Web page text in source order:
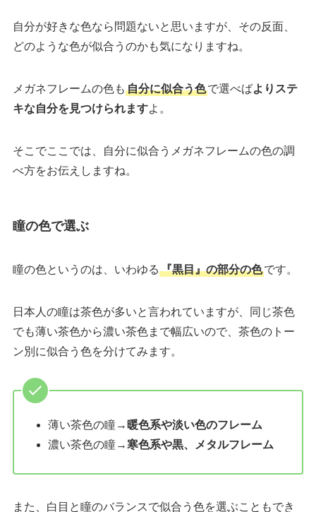
自分が好きな色なら問題ないと思いますが、その反面、
どのような色が似合うのかも気になりますね。
メガネフレームの色も 自分に似合う色で選べばよりステ
キな自分を見つけられますよ。
そこでここでは、自分に似合うメガネフレームの色の調
べ方をお伝えしますね。
瞳の色で選ぶ
瞳の色というのは、いわゆる 『黒目』の部分の色です。
日本人の瞳は茶色が多いと言われていますが、同じ茶色
でも薄い茶色から濃い茶色まで幅広いので、茶色のトー
ン別に似合う色を分けてみます。
薄い茶色の瞳→ 暖色系や淡い色のフレーム
濃い茶色の瞳→寒色系や黒、メタルフレーム
また、白目と瞳のバランスで似合う色を選ぶこともでき